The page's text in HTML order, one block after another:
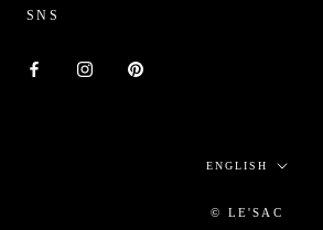
SNS
Language
ENGLISH
© LE'SAC